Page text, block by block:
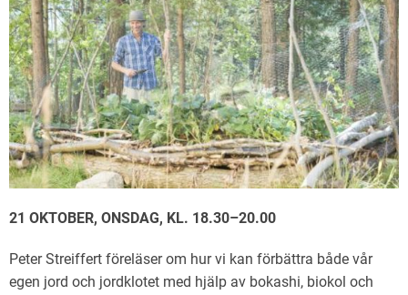
21 OKTOBER, ONSDAG, KL. 18.30–20.00
Peter Streiffert föreläser om hur vi kan förbättra både vår
egen jord och jordklotet med hjälp av bokashi, biokol och